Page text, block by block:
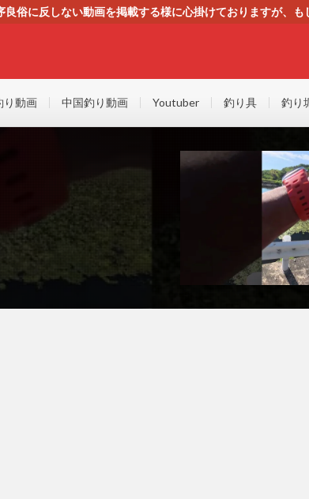
俗に反しない動画を掲載する様に心掛けておりますが、
り動画 中国釣り動画 Youtuber 釣り具 釣り